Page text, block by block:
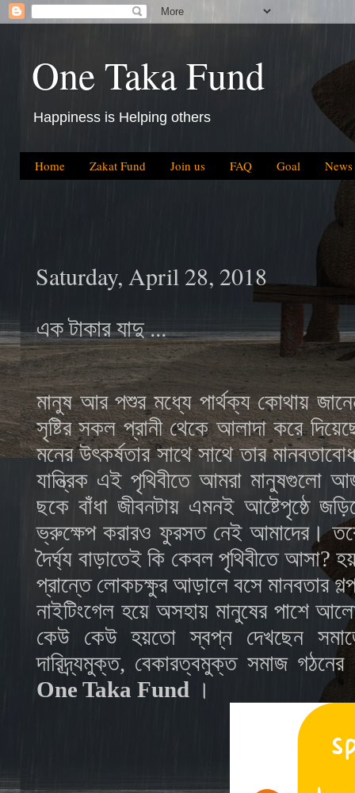
One Taka Fund
Happiness is Helping others
Home Zakat Fund Join us FAQ Goal News
Saturday, April 28, 2018
এক টাকার যাদু ...
মানুষ আর পশুর মধ্যে পার্থক্য কোথায়
সৃষ্টির সকল প্রানী থেকে আলাদা করে
মনের উৎকর্ষতার সাথে সাথে তার
যান্ত্রিক এই পৃথিবীতে আমরা মানুষগুলো
ছকে বাঁধা জীবনটায় এমনই আষ্টেপৃষ্ঠে
ভ্রুক্ষেপ করারও ফুরসত নেই আমাদের। তবে
দৈর্ঘ্য বাড়াতেই কি কেবল পৃথিবীতে
প্রান্তে লোকচক্ষুর আড়ালে বসে মানবতার
নাইটিংগেল হয়ে অসহায় মানুষের পাশে
কেউ কেউ হয়তো স্বপ্ন দেখছেন
দারিদ্র্যমুক্ত, বেকারত্বমুক্ত সমাজ
One Taka Fund ।